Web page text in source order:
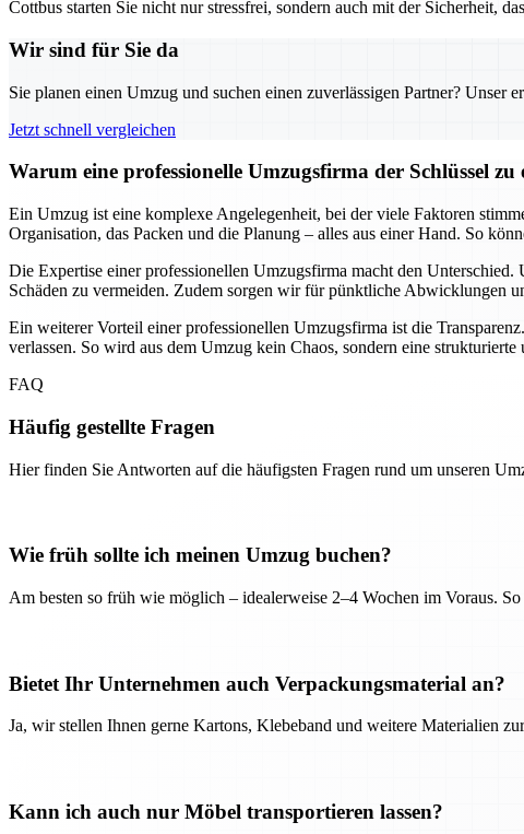
Cottbus starten Sie nicht nur stressfrei, sondern auch mit der Sicherheit,
Wir sind für Sie da
Sie planen einen Umzug und suchen einen zuverlässigen Partner? Unser
Jetzt schnell vergleichen
Warum eine professionelle Umzugsfirma der Schlüssel zu
Ein Umzug ist eine komplexe Angelegenheit, bei der viele Faktoren
Organisation, das Packen und die Planung – alles aus einer Hand. So
Die Expertise einer professionellen Umzugsfirma macht den
Schäden zu vermeiden. Zudem sorgen wir für pünktliche Abwicklungen
Ein weiterer Vorteil einer professionellen Umzugsfirma ist die
verlassen. So wird aus dem Umzug kein Chaos, sondern eine
FAQ
Häufig gestellte Fragen
Hier finden Sie Antworten auf die häufigsten Fragen rund um unseren
Wie früh sollte ich meinen Umzug buchen?
Am besten so früh wie möglich – idealerweise 2–4 Wochen im Voraus.
Bietet Ihr Unternehmen auch Verpackungsmaterial an?
Ja, wir stellen Ihnen gerne Kartons, Klebeband und weitere Materialien
Kann ich auch nur Möbel transportieren lassen?